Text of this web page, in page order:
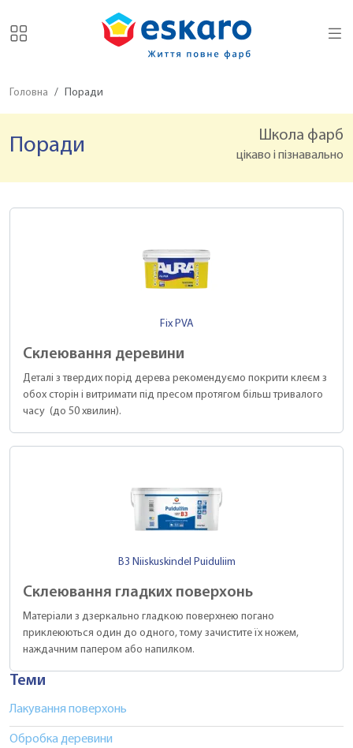
Головна Поради
Поради Школа фарб
цікаво і пізнавально
Fix PVA
Склеювання деревини
Деталі з твердих порід дерева рекомендуємо покрити клеєм з
обох сторін і витримати під пресом протягом більш тривалого
часу (до 50 хвилин).
B3 Niiskuskindel Puiduliim
Склеювання гладких поверхонь
Матеріали з дзеркально гладкою поверхнею погано
приклеюються один до одного, тому зачистите їх ножем,
наждачним папером або напилком.
Теми
Лакування поверхонь
Обробка деревини